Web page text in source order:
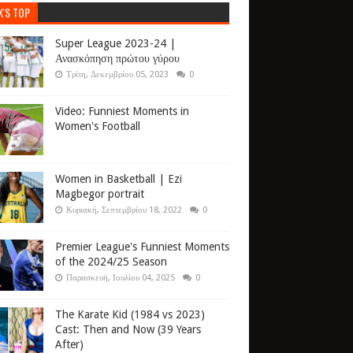
TOP
Super League 2023-24 |
Ανασκόπηση πρώτου γύρου
Τρίτη, Δεκεμβρίου 05, 2023 0
Video: Funniest Moments in
Women's Football
Women in Basketball | Ezi
Magbegor portrait
Κυριακή, Σεπτεμβρίου 18, 2022 0
Premier League's Funniest Moments
of the 2024/25 Season
Παρασκευή, Ιουλίου 04, 2025 0
The Karate Kid (1984 vs 2023)
Cast: Then and Now (39 Years
After)